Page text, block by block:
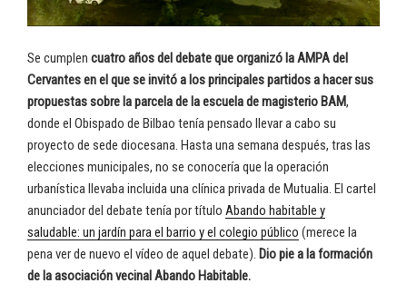
Se cumplen cuatro años del debate que organizó la AMPA del
Cervantes en el que se invitó a los principales partidos a hacer sus
propuestas sobre la parcela de la escuela de magisterio BAM,
donde el Obispado de Bilbao tenía pensado llevar a cabo su
proyecto de sede diocesana. Hasta una semana después, tras las
elecciones municipales, no se conocería que la operación
urbanística llevaba incluida una clínica privada de Mutualia. El cartel
anunciador del debate tenía por título Abando habitable y
saludable: un jardín para el barrio y el colegio público (merece la
pena ver de nuevo el vídeo de aquel debate). Dio pie a la formación
de la asociación vecinal Abando Habitable.